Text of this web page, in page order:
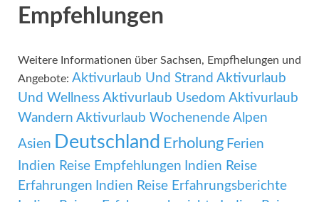
Empfehlungen
Weitere Informationen über Sachsen, Empfhelungen und
Angebote: Aktivurlaub Und Strand Aktivurlaub
Und Wellness Aktivurlaub Usedom Aktivurlaub
Wandern Aktivurlaub Wochenende Alpen
Asien Deutschland Erholung Ferien
Indien Reise Empfehlungen Indien Reise
Erfahrungen Indien Reise Erfahrungsberichte